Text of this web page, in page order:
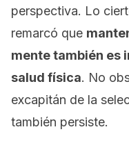
perspectiva. Lo
remarcó que
mente también es
salud física. No
excapitán de la
también persiste.